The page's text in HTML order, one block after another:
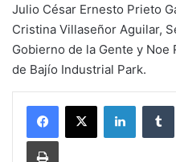
Julio César Ernesto Prieto
Cristina Villaseñor Aguilar,
Gobierno de la Gente y Noe
de Bajío Industrial Park.
LinkedIn
Imprimir